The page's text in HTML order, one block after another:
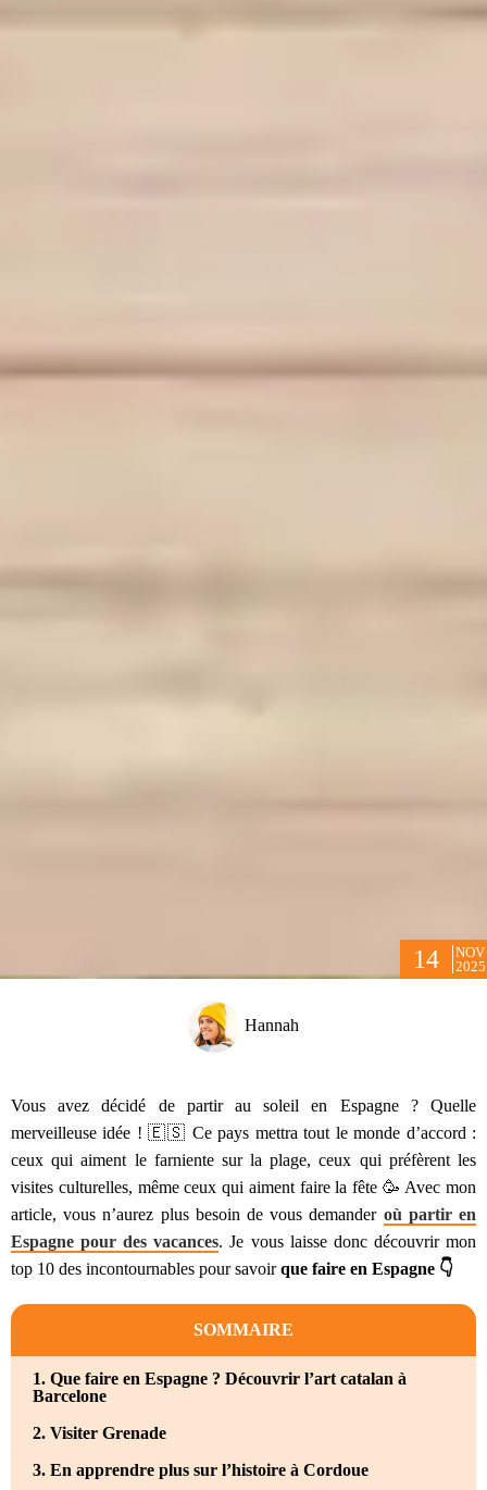
14
NOV
2025
Hannah
Vous avez décidé de partir au soleil en Espagne ? Quelle
merveilleuse idée ! 🇪🇸 Ce pays mettra tout le monde d’accord :
ceux qui aiment le farniente sur la plage, ceux qui préfèrent les
visites culturelles, même ceux qui aiment faire la fête 🥳 Avec mon
article, vous n’aurez plus besoin de vous demander où partir en
Espagne pour des vacances. Je vous laisse donc découvrir mon
top 10 des incontournables pour savoirque faire en Espagne 👇
SOMMAIRE
1. Que faire en Espagne ? Découvrir l’art catalan à
Barcelone
2. Visiter Grenade
3. En apprendre plus sur l’histoire à Cordoue